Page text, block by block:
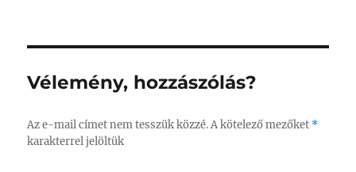
Vélemény, hozzászólás?
Az e-mail címet nem tesszük közzé. A kötelező mezőket *
karakterrel jelöltük